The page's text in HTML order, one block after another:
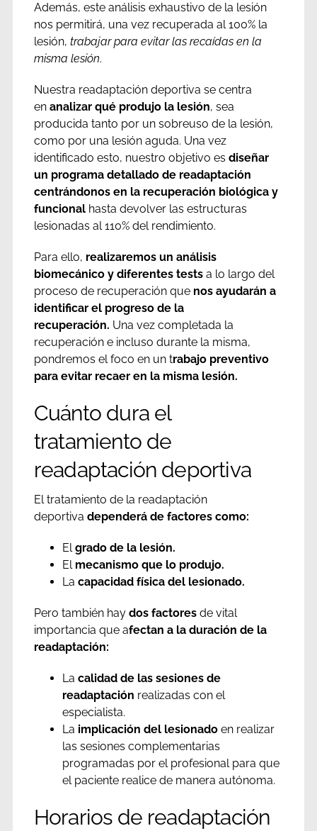
Además, este análisis exhaustivo de la lesión
nos permitirá, una vez recuperada al 100% la
lesión, trabajar para evitar las recaídas en la
misma lesión.
Nuestra readaptación deportiva se centra
en analizar qué produjo la lesión, sea
producida tanto por un sobreuso de la lesión,
como por una lesión aguda. Una vez
identificado esto, nuestro objetivo es diseñar
un programa detallado de readaptación
centrándonos en la recuperación biológica y
funcional hasta devolver las estructuras
lesionadas al 110% del rendimiento.
Para ello, realizaremos un análisis
biomecánico y diferentes testsa lo largo del
proceso de recuperación que nos ayudarán a
identificar el progreso de la
recuperación. Una vez completada la
recuperación e incluso durante la misma,
pondremos el foco en un trabajo preventivo
para evitar recaer en la misma lesión.
Cuánto dura el
tratamiento de
readaptación deportiva
El tratamiento de la readaptación
deportiva dependerá de factores como:
Elgrado de la lesión.
El mecanismo que lo produjo.
La capacidad física del lesionado.
Pero también hay dos factoresde vital
importancia que afectan a la duración de la
readaptación:
La calidad de las sesiones de
readaptación realizadas con el
especialista.
La implicación del lesionadoen realizar
las sesiones complementarias
programadas por el profesional para que
el paciente realice de manera autónoma.
Horarios de readaptación